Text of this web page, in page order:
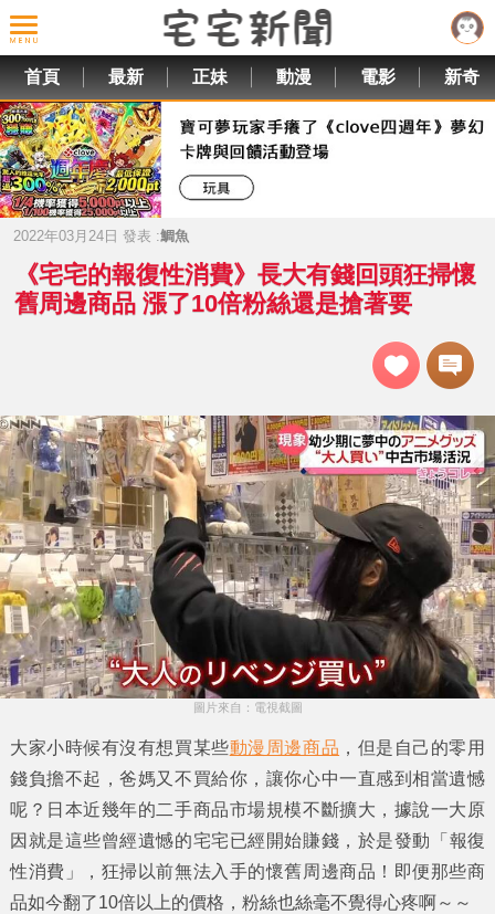
首頁 最新 正妹 動漫 電影 新奇
2022年03月24日 發表 :鯛魚
《宅宅的報復性消費》長大有錢回頭狂掃懷
舊周邊商品 漲了10倍粉絲還是搶著要
圖片來自：電視截圖
大家小時候有沒有想買某些動漫周邊商品 ，但是自己的零用
錢負擔不起，爸媽又不買給你，讓你心中一直感到相當遺憾
呢？日本近幾年的二手商品市場規模不斷擴大，據說一大原
因就是這些曾經遺憾的宅宅已經開始賺錢，於是發動
「報復
性消費」
，狂掃以前無法入手的懷舊周邊商品！即便那些商
品如今翻了10倍以上的價格，粉絲也絲毫不覺得心疼啊～～